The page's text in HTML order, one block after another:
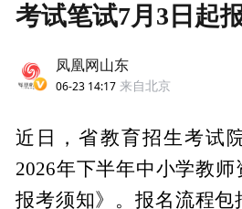
考试笔试7月3日起
凤凰网山东
06-23 14:17 来自北京
近日，省教育招生考试
2026年下半年中小学教师
报考须知》。报名流程包